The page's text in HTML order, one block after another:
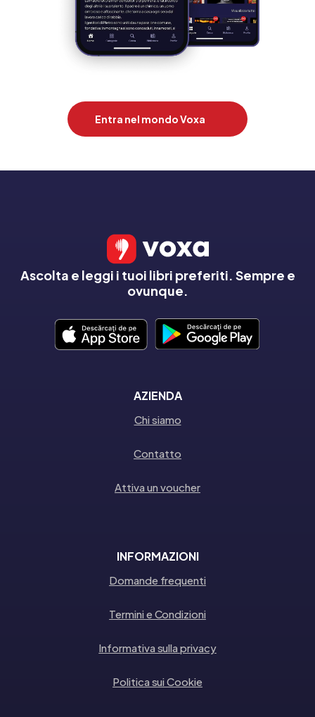
Entra nel mondo Voxa
Ascolta e leggi i tuoi libri preferiti. Sempre e
ovunque.
AZIENDA
Chi siamo
Contatto
Attiva un voucher
INFORMAZIONI
Domande frequenti
Termini e Condizioni
Informativa sulla privacy
Politica sui Cookie